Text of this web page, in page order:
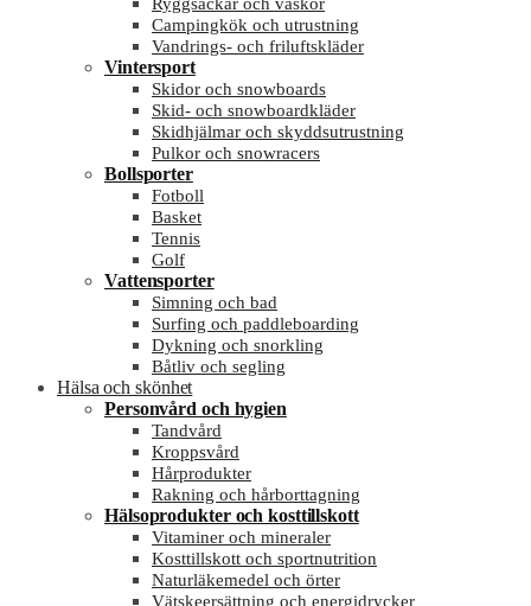
Campingkök och utrustning
Vandrings- och friluftskläder
Vintersport
Skidor och snowboards
Skid- och snowboardkläder
Skidhjälmar och skyddsutrustning
Pulkor och snowracers
Bollsporter
Fotboll
Basket
Tennis
Golf
Vattensporter
Simning och bad
Surfing och paddleboarding
Dykning och snorkling
Båtliv och segling
Hälsa och skönhet
Personvård och hygien
Tandvård
Kroppsvård
Hårprodukter
Rakning och hårborttagning
Hälsoprodukter och kosttillskott
Vitaminer och mineraler
Kosttillskott och sportnutrition
Naturläkemedel och örter
Vätskeersättning och energidrycker